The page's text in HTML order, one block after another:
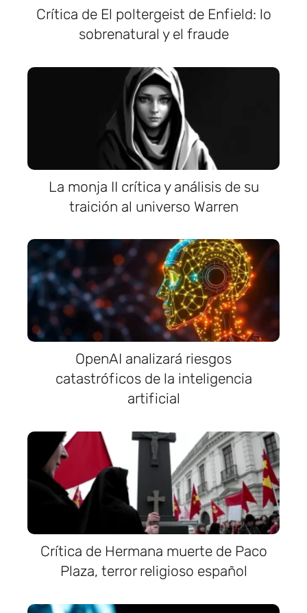
Crítica de El poltergeist de Enfield: lo
sobrenatural y el fraude
La monja II crítica y análisis de su
traición al universo Warren
OpenAI analizará riesgos
catastróficos de la inteligencia
artificial
Crítica de Hermana muerte de Paco
Plaza, terror religioso español